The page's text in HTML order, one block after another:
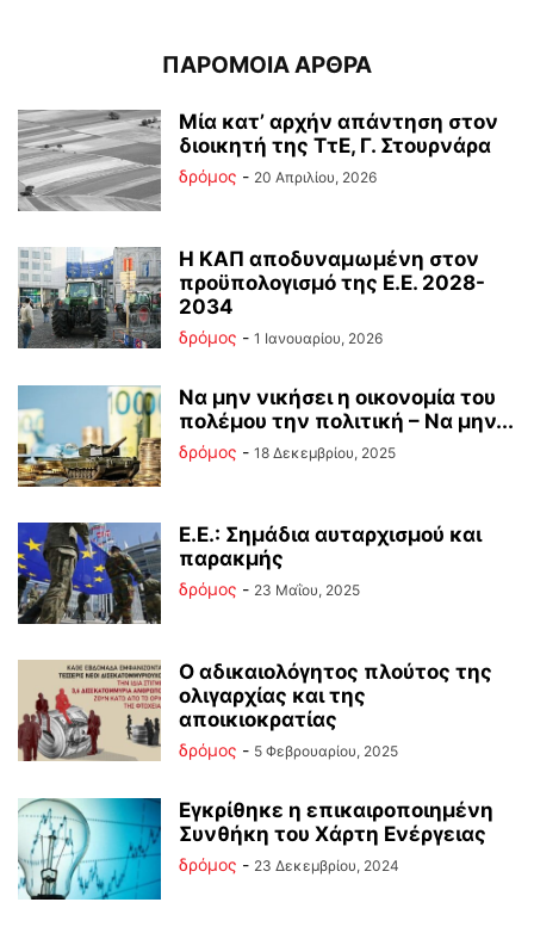
ΠΑΡΟΜΟΙΑ ΑΡΘΡΑ
Μία κατ’ αρχήν απάντηση στον
διοικητή της ΤτΕ, Γ. Στουρνάρα
δρόμος - 20 Απριλίου, 2026
Η ΚΑΠ αποδυναμωμένη στον
προϋπολογισμό της Ε.Ε. 2028-
2034
δρόμος - 1 Ιανουαρίου, 2026
Να μην νικήσει η οικονομία του
πολέμου την πολιτική – Να μην...
δρόμος - 18 Δεκεμβρίου, 2025
Ε.Ε.: Σημάδια αυταρχισμού και
παρακμής
δρόμος - 23 Μαΐου, 2025
Ο αδικαιολόγητος πλούτος της
ολιγαρχίας και της
αποικιοκρατίας
δρόμος - 5 Φεβρουαρίου, 2025
Εγκρίθηκε η επικαιροποιημένη
Συνθήκη του Χάρτη Ενέργειας
δρόμος - 23 Δεκεμβρίου, 2024